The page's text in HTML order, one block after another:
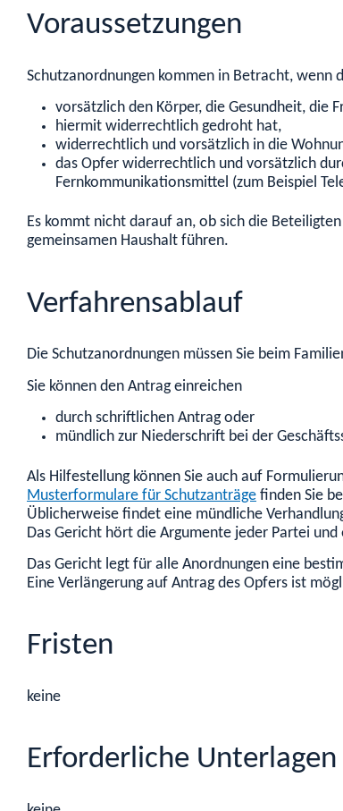
Voraussetzungen
Schutzanordnungen kommen in Betracht, wenn
vorsätzlich den Körper, die Gesundheit, die
hiermit widerrechtlich gedroht hat,
widerrechtlich und vorsätzlich in die
das Opfer widerrechtlich und vorsätzlich
Fernkommunikationsmittel (zum Beispiel
Es kommt nicht darauf an, ob sich die
gemeinsamen Haushalt führen.
Verfahrensablauf
Die Schutzanordnungen müssen Sie beim
Sie können den Antrag einreichen
durch schriftlichen Antrag oder
mündlich zur Niederschrift bei der
Als Hilfestellung können Sie auch auf
Musterformulare für Schutzanträge finden Sie
Üblicherweise findet eine mündliche
Das Gericht hört die Argumente jeder Partei
Das Gericht legt für alle Anordnungen eine
Eine Verlängerung auf Antrag des Opfers ist
Fristen
keine
Erforderliche Unterlagen